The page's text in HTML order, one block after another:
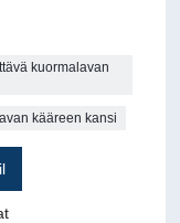
kuormalavan
kääreen kansi